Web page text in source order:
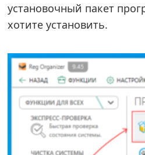
установочный пакет
хотите установить.